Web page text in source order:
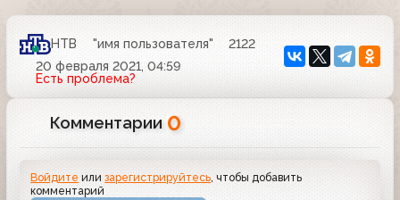
НТВ "имя пользователя"
2122
20 февраля 2021, 04:59
Есть проблема?
Комментарии 0
Войдите илизарегистрируйтесь , чтобы добавить
комментарий